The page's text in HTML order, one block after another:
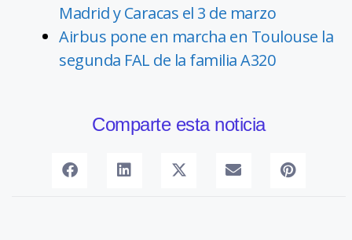
Madrid y Caracas el 3 de marzo
Airbus pone en marcha en Toulouse la
segunda FAL de la familia A320
Comparte esta noticia